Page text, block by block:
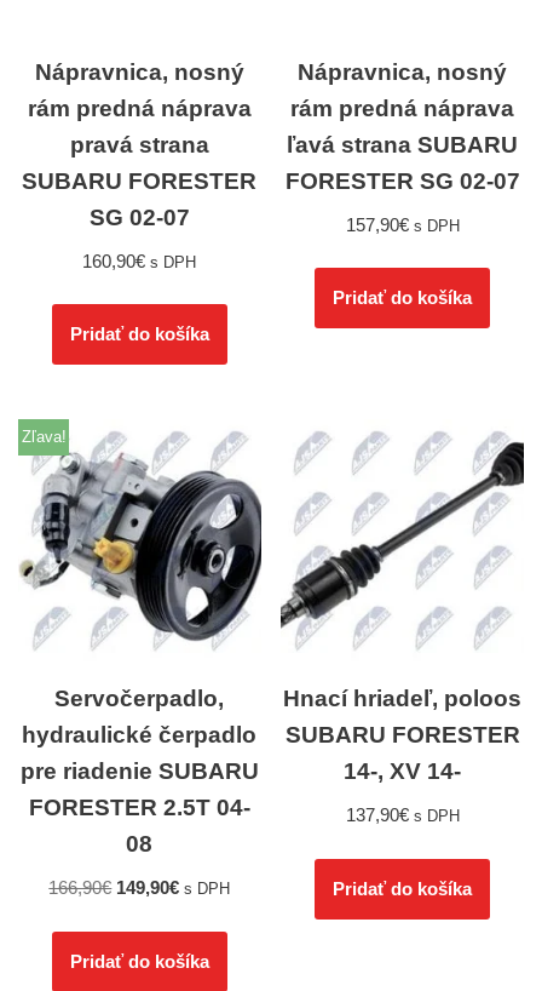
Nápravnica, nosný
rám predná náprava
pravá strana
SUBARU FORESTER
SG 02-07
160,90€ s DPH
Pridať do košíka
Nápravnica, nosný
rám predná náprava
ľavá strana SUBARU
FORESTER SG 02-07
157,90€ s DPH
Pridať do košíka
Zľava!
Servočerpadlo,
hydraulické čerpadlo
pre riadenie SUBARU
FORESTER 2.5T 04-
08
166,90€ 149,90€ s DPH
Pridať do košíka
Hnací hriadeľ, poloos
SUBARU FORESTER
14-, XV 14-
137,90€ s DPH
Pridať do košíka